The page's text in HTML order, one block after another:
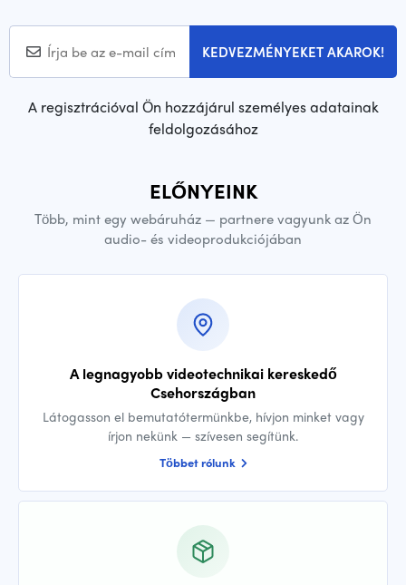
KEDVEZMÉNYEKET AKAROK!
A regisztrációval Ön hozzájárul személyes adatainak
feldolgozásához
ELŐNYEINK
Több, mint egy webáruház — partnere vagyunk az Ön
audio- és videoprodukciójában
A legnagyobb videotechnikai kereskedő
Csehországban
Látogasson el bemutatótermünkbe, hívjon minket vagy
írjon nekünk — szívesen segítünk.
Többet rólunk